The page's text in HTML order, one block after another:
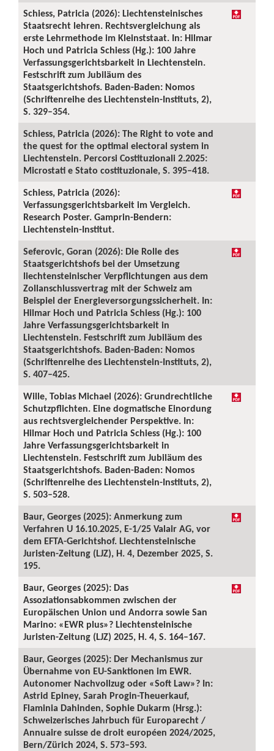
Schiess, Patricia (2026): Liechtensteinisches
Staatsrecht lehren. Rechtsvergleichung als
erste Lehrmethode im Kleinststaat. In: Hilmar
Hoch und Patricia Schiess (Hg.): 100 Jahre
Verfassungsgerichtsbarkeit in Liechtenstein.
Festschrift zum Jubiläum des
Staatsgerichtshofs. Baden-Baden: Nomos
(Schriftenreihe des Liechtenstein-Instituts, 2),
S. 329–354.
Schiess, Patricia (2026): The Right to vote and
the quest for the optimal electoral system in
Liechtenstein. Percorsi Costituzionali 2.2025:
Microstati e Stato costituzionale, S. 395–418.
Schiess, Patricia (2026):
Verfassungsgerichtsbarkeit im Vergleich.
Research Poster. Gamprin-Bendern:
Liechtenstein-Institut.
Seferovic, Goran (2026): Die Rolle des
Staatsgerichtshofs bei der Umsetzung
liechtensteinischer Verpflichtungen aus dem
Zollanschlussvertrag mit der Schweiz am
Beispiel der Energieversorgungssicherheit. In:
Hilmar Hoch und Patricia Schiess (Hg.): 100
Jahre Verfassungsgerichtsbarkeit in
Liechtenstein. Festschrift zum Jubiläum des
Staatsgerichtshofs. Baden-Baden: Nomos
(Schriftenreihe des Liechtenstein-Instituts, 2),
S. 407–425.
Wille, Tobias Michael (2026): Grundrechtliche
Schutzpflichten. Eine dogmatische Einordung
aus rechtsvergleichender Perspektive. In:
Hilmar Hoch und Patricia Schiess (Hg.): 100
Jahre Verfassungsgerichtsbarkeit in
Liechtenstein. Festschrift zum Jubiläum des
Staatsgerichtshofs. Baden-Baden: Nomos
(Schriftenreihe des Liechtenstein-Instituts, 2),
S. 503–528.
Baur, Georges (2025): Anmerkung zum
Verfahren U 16.10.2025, E-1/25 Valair AG, vor
dem EFTA-Gerichtshof. Liechtensteinische
Juristen-Zeitung (LJZ), H. 4, Dezember 2025, S.
195.
Baur, Georges (2025): Das
Assoziationsabkommen zwischen der
Europäischen Union und Andorra sowie San
Marino: «EWR plus»? Liechtensteinische
Juristen-Zeitung (LJZ) 2025, H. 4, S. 164–167.
Baur, Georges (2025): Der Mechanismus zur
Übernahme von EU-Sanktionen im EWR.
Autonomer Nachvollzug oder «Soft Law»? In:
Astrid Epiney, Sarah Progin-Theuerkauf,
Flaminia Dahinden, Sophie Dukarm (Hrsg.):
Schweizerisches Jahrbuch für Europarecht /
Annuaire suisse de droit européen 2024/2025,
Bern/Zürich 2024, S. 573–593.